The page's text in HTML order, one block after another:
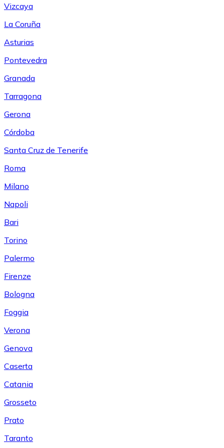
Vizcaya
La Coruña
Asturias
Pontevedra
Granada
Tarragona
Gerona
Córdoba
Santa Cruz de Tenerife
Roma
Milano
Napoli
Bari
Torino
Palermo
Firenze
Bologna
Foggia
Verona
Genova
Caserta
Catania
Grosseto
Prato
Taranto